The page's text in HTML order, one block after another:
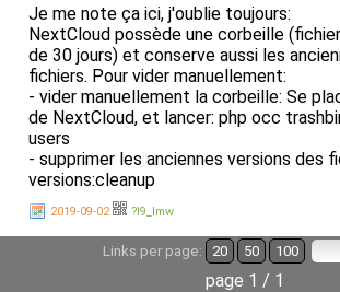
Je me note ça ici, j'oublie toujours:
NextCloud possède une corbeille
de 30 jours) et conserve aussi les
fichiers. Pour vider manuellement:
- vider manuellement la corbeille: Se
de NextCloud, et lancer: php occ
users
- supprimer les anciennes versions des
versions:cleanup
2019-09-02 ?I9_lmw
Links per page: 20 50 100
page 1 / 1